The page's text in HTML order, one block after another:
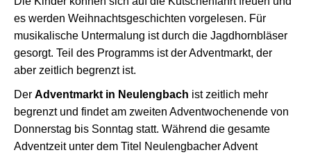
es werden Weihnachtsgeschichten vorgelesen. Für
musikalische Untermalung ist durch die Jagdhornbläser
gesorgt. Teil des Programms ist der Adventmarkt, der
aber zeitlich begrenzt ist.
Der Adventmarkt in Neulengbach ist zeitlich mehr
begrenzt und findet am zweiten Adventwochenende von
Donnerstag bis Sonntag statt. Während die gesamte
Adventzeit unter dem Titel Neulengbacher Advent